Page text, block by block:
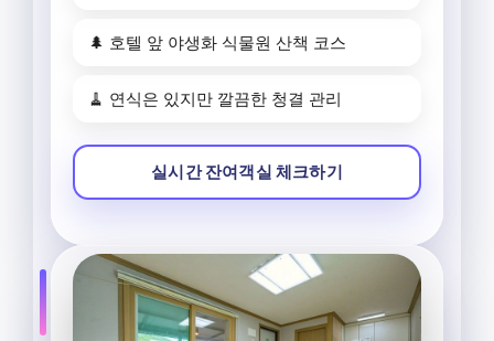
🌲 호텔 앞 야생화 식물원 산책 코스
🧹 연식은 있지만 깔끔한 청결 관리
실시간 잔여객실 체크하기